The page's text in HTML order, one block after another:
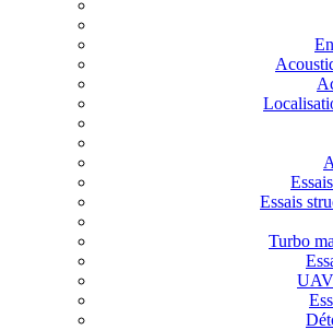
Essais
Turbo